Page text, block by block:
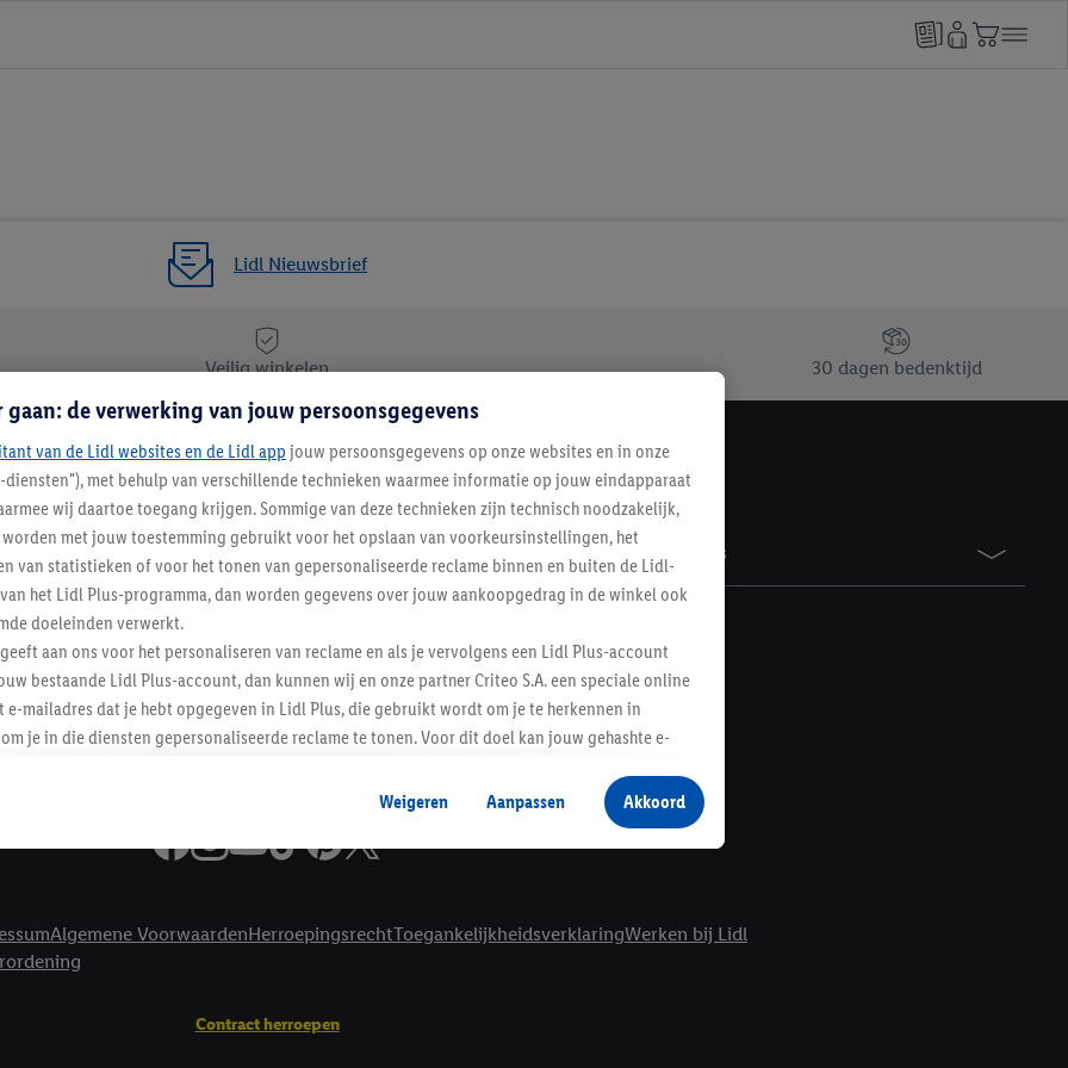
Lidl Nieuwsbrief
Veilig winkelen 30 dagen bedenktijd
Lidl Nieuwsbrief
Schrijf je in
Informatie Awards
Algemene VoorwaardenHerroepingsrechtToegankelijkheidsverklaringWerken bij Lidl
Contract herroepen
de verwerking van jouw persoonsgegevens
van de Lidl websites en de Lidl app jouw persoonsgegevens op onze websites en in onze
met behulp van verschillende technieken waarmee informatie op jouw eindapparaat
wij daartoe toegang krijgen. Sommige van deze technieken zijn technisch noodzakelijk,
met jouw toestemming gebruikt voor het opslaan van voorkeursinstellingen, het
van statistieken of voor het tonen van gepersonaliseerde reclame binnen en buiten de Lidl-
het Lidl Plus-programma, dan worden gegevens over jouw aankoopgedrag in de winkel ook
doeleinden verwerkt.
aan ons voor het personaliseren van reclame en als je vervolgens een Lidl Plus-account
bestaande Lidl Plus-account, dan kunnen wij en onze partner Criteo S.A. een speciale online
mailadres dat je hebt opgegeven in Lidl Plus, die gebruikt wordt om je te herkennen in
je in die diensten gepersonaliseerde reclame te tonen. Voor dit doel kan jouw gehashte e-
geeft, dan kunnen retargeting advertenties worden weergegeven voor producten waarin je
(bijvoorbeeld door het product in een winkelmandje van een online winkel te plaatsen
andere identifiers of met identifiers waarover Criteo S.A. beschikt, aan jou kunnen worden
instemt. Verder kan je er meer informatie vinden over de gegevensverwerking.
Weigeren Aanpassen Akkoord